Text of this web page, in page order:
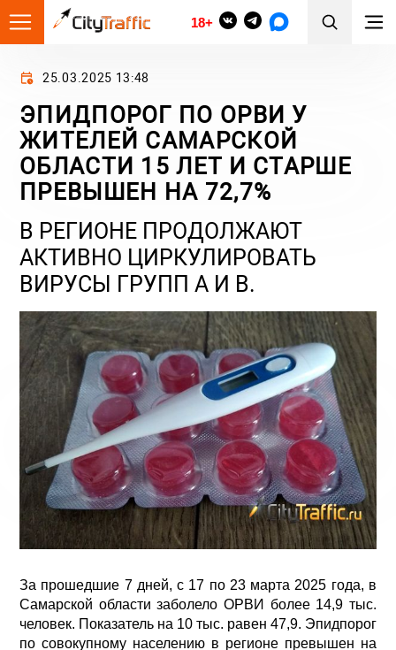
18+
25.03.2025 13:48
ЭПИДПОРОГ ПО ОРВИ У
ЖИТЕЛЕЙ САМАРСКОЙ
ОБЛАСТИ 15 ЛЕТ И СТАРШЕ
ПРЕВЫШЕН НА 72,7%
В РЕГИОНЕ ПРОДОЛЖАЮТ
АКТИВНО ЦИРКУЛИРОВАТЬ
ВИРУСЫ ГРУПП А И В.
За прошедшие 7 дней, с 17 по 23 марта 2025 года, в
Самарской области заболело ОРВИ более 14,9 тыс.
человек. Показатель на 10 тыс. равен 47,9. Эпидпорог
по совокупному населению в регионе превышен на